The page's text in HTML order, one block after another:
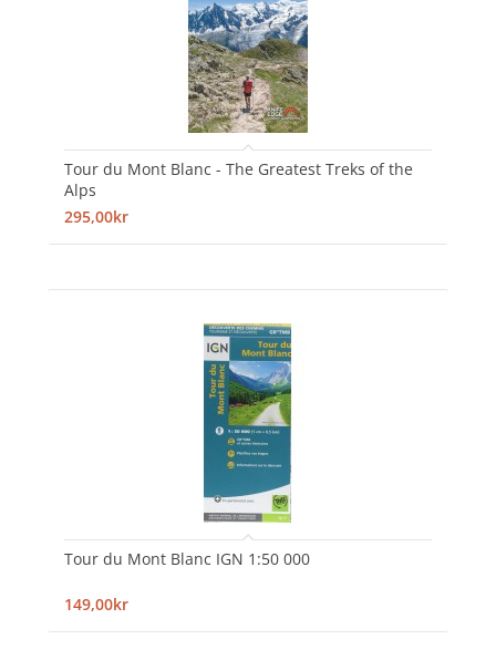
Tour du Mont Blanc - The Greatest Treks of the
Alps
295,00kr
Tour du Mont Blanc IGN 1:50 000
149,00kr